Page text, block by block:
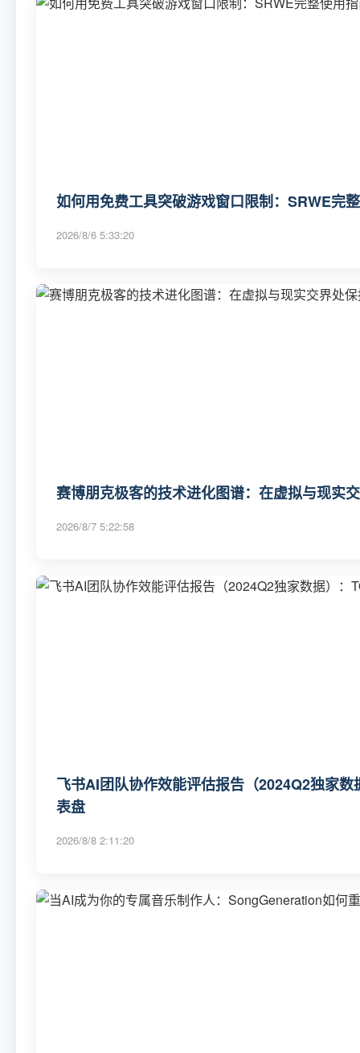
如何用免费工具突破游戏窗口限制：SRWE完
2026/8/6 5:33:20
赛博朋克极客的技术进化图谱：在虚拟与现实
2026/8/7 5:22:58
飞书AI团队协作效能评估报告（2024Q2独家
表盘
2026/8/8 2:11:20